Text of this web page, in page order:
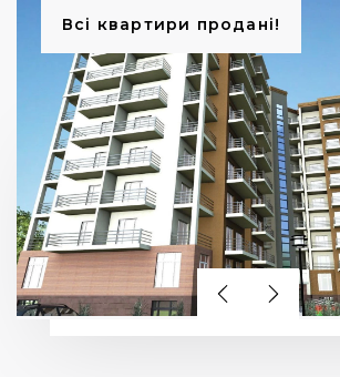
Всі квартири продані!